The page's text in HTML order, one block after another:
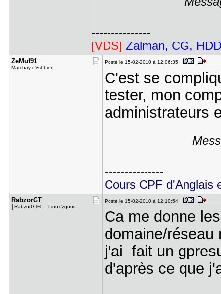
---------------
[VDS] Zalman, CG,
ZeMuf91
Marchaÿ c'est bien
Posté le 15-02-2010 à 12:06:35
C'est se
tester, mon
administrateurs
---------------
Cours CPF d'Anglais
RabzorGT
│RabzorGT®│ - Linux'zgood
Posté le 15-02-2010 à 12:10:54
Ca me donne
domaine/réseau
j'ai fait un
d'après ce que